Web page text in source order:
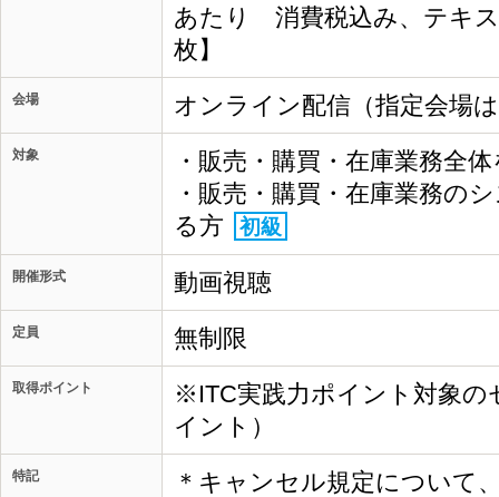
あたり 消費税込み、テキ
枚】
会場 オンライン配信（指定会場
対象
・販売・購買・在庫業務全
・販売・購買・在庫業務の
る方
初級
開催形式 動画視聴
定員 無制限
取得ポイント
※ITC実践力ポイント対象の
イント）
特記
＊キャンセル規定について